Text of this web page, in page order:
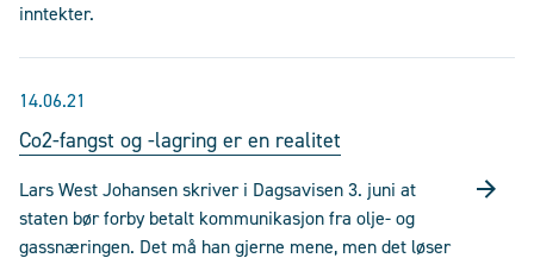
inntekter.
14.06.21
Co2-fangst og -lagring er en realitet
Lars West Johansen skriver i Dagsavisen 3. juni at
staten bør forby betalt kommunikasjon fra olje- og
gassnæringen. Det må han gjerne mene, men det løser